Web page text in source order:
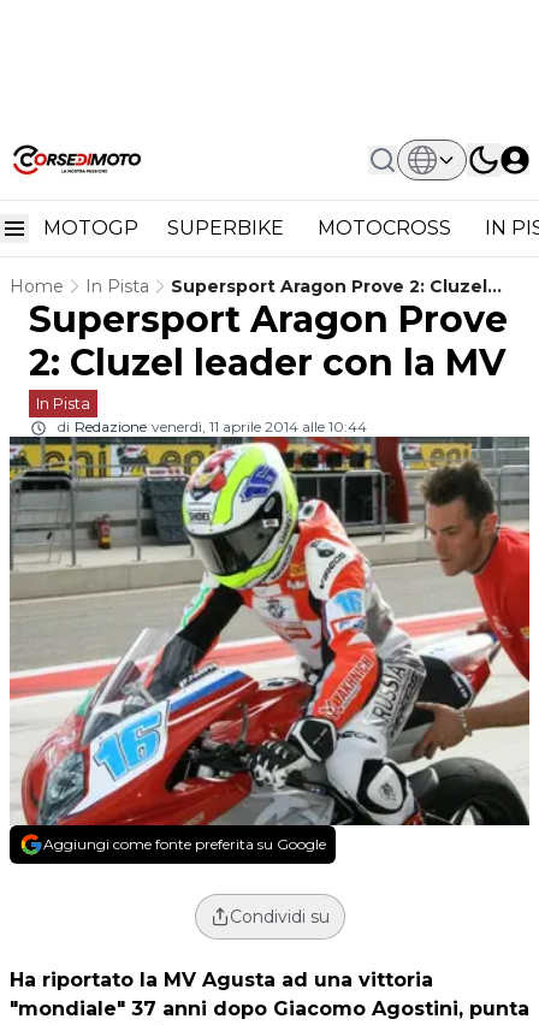
MOTOGP SUPERBIKE MOTOCROSS IN
Home In Pista
Supersport Aragon Prove 2: Cluzel
Leader Con La MV
Supersport Aragon Prove
2: Cluzel leader con la MV
In Pista
di Redazione venerdì, 11 aprile 2014 alle 10:44
Aggiungi come fonte preferita su Google
Condividi su
Ha riportato la MV Agusta ad una vittoria
"mondiale" 37 anni dopo Giacomo Agostini, punta